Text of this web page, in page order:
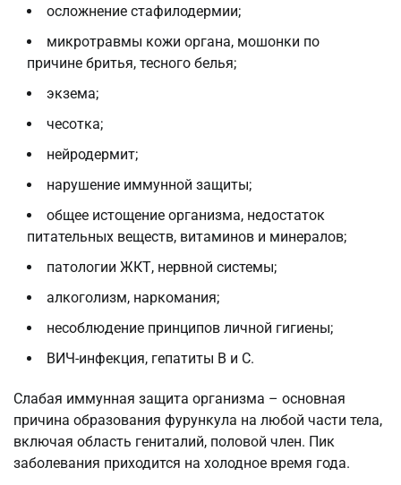
осложнение стафилодермии;
микротравмы кожи органа, мошонки по
причине бритья, тесного белья;
экзема;
чесотка;
нейродермит;
нарушение иммунной защиты;
общее истощение организма, недостаток
питательных веществ, витаминов и минералов;
патологии ЖКТ, нервной системы;
алкоголизм, наркомания;
несоблюдение принципов личной гигиены;
ВИЧ-инфекция, гепатиты B и C.
Слабая иммунная защита организма – основная
причина образования фурункула на любой части тела,
включая область гениталий, половой член. Пик
заболевания приходится на холодное время года.